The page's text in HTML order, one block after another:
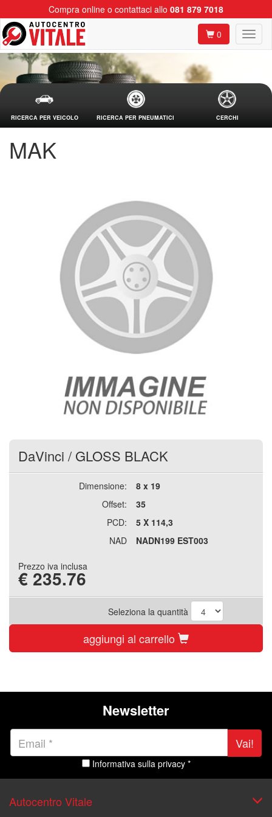
Compra online o contattaci allo 081 879 7018
0
RICERCA PER VEICOLO RICERCA PER PNEUMATICI CERCHI
MAK
DaVinci / GLOSS BLACK
Dimensione:
8 x 19
Offset:
35
PCD:
5 X 114,3
NAD
NADN199 EST003
Prezzo iva inclusa
€ 235.76
Seleziona la quantità
aggiungi al carrello
Newsletter
Vai!
Informativa sulla privacy *
Autocentro Vitale